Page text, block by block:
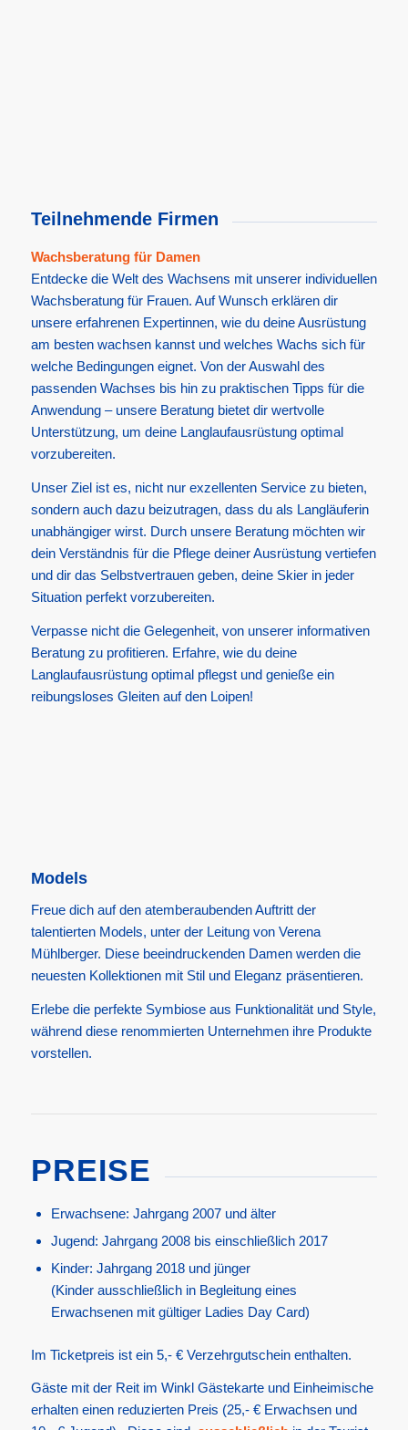
Teilnehmende Firmen
Wachsberatung für Damen
Entdecke die Welt des Wachsens mit unserer individuellen
Wachsberatung für Frauen. Auf Wunsch erklären dir
unsere erfahrenen Expertinnen, wie du deine Ausrüstung
am besten wachsen kannst und welches Wachs sich für
welche Bedingungen eignet. Von der Auswahl des
passenden Wachses bis hin zu praktischen Tipps für die
Anwendung – unsere Beratung bietet dir wertvolle
Unterstützung, um deine Langlaufausrüstung optimal
vorzubereiten.
Unser Ziel ist es, nicht nur exzellenten Service zu bieten,
sondern auch dazu beizutragen, dass du als Langläuferin
unabhängiger wirst. Durch unsere Beratung möchten wir
dein Verständnis für die Pflege deiner Ausrüstung vertiefen
und dir das Selbstvertrauen geben, deine Skier in jeder
Situation perfekt vorzubereiten.
Verpasse nicht die Gelegenheit, von unserer informativen
Beratung zu profitieren. Erfahre, wie du deine
Langlaufausrüstung optimal pflegst und genieße ein
reibungsloses Gleiten auf den Loipen!
Models
Freue dich auf den atemberaubenden Auftritt der
talentierten Models, unter der Leitung von Verena
Mühlberger. Diese beeindruckenden Damen werden die
neuesten Kollektionen mit Stil und Eleganz präsentieren.
Erlebe die perfekte Symbiose aus Funktionalität und Style,
während diese renommierten Unternehmen ihre Produkte
vorstellen.
PREISE
Erwachsene: Jahrgang 2007 und älter
Jugend: Jahrgang 2008 bis einschließlich 2017
Kinder: Jahrgang 2018 und jünger
(Kinder ausschließlich in Begleitung eines
Erwachsenen mit gültiger Ladies Day Card)
Im Ticketpreis ist ein 5,- € Verzehrgutschein enthalten.
Gäste mit der Reit im Winkl Gästekarte und Einheimische
erhalten einen reduzierten Preis (25,- € Erwachsen und